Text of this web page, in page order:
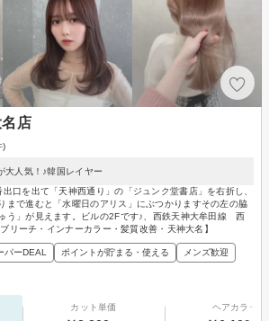
店
)
大人気！♪韓国レイヤー
口を出て「天神西通り」の「ジュンク堂書店」を右折し、
まで進むと「水曜日のアリス」にぶつかりますその左の脇
う」が見えます。ビルの2Fです♪、西鉄天神大牟田線 西
リーチ・インナーカラー・髪質改善・天神大名】
パーDEAL ポイントが貯まる・使える メンズ歓迎
カット単価 ヘアカラー